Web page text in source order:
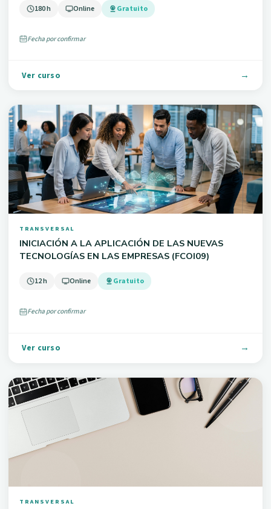
180 h Online Gratuito
Fecha por confirmar
Ver curso
TRANSVERSAL
INICIACIÓN A LA APLICACIÓN DE LAS NUEVAS
TECNOLOGÍAS EN LAS EMPRESAS (FCOI09)
12 h Online Gratuito
Fecha por confirmar
Ver curso
TRANSVERSAL